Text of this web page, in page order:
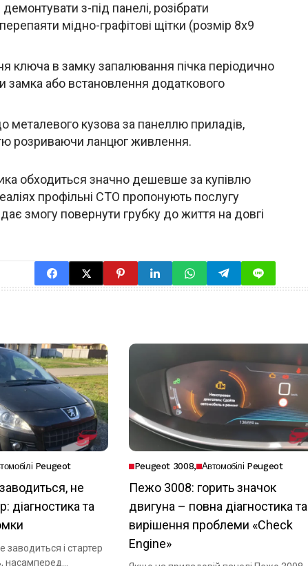
з-під панелі, розібрати
мідно-графітові щітки (розмір 8х9
ключа в замку запалювання пічка періодично
замка або встановлення додаткового
металевого кузова за панеллю приладів,
розриваючи ланцюг живлення.
обходиться значно дешевше за купівлю
профільні СТО пропонують послугу
змогу повернути грубку до життя на довгі
Peugeot
не
діагностика та
і стартер
насамперед
Peugeot 3008 Автомобілі Peugeot
Пежо 3008: горить значок
двигуна – повна діагностика та
вирішення проблеми «Check
Engine»